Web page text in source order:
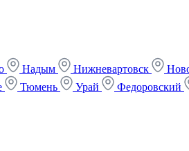
Надым Нижневартовск
Тюмень Урай Федоровский